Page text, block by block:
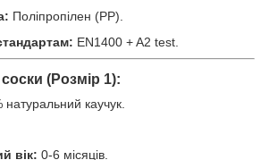
Поліпропілен (PP).
EN1400 + A2 test.
(Розмір 1):
натуральний каучук.
вік: 0-6 місяців.